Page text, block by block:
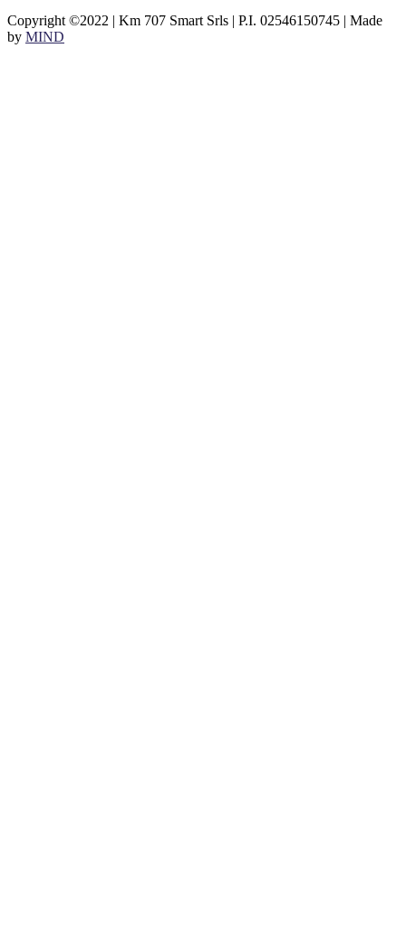
Copyright ©2022 | Km 707 Smart Srls | P.I. 02546150745 | Made
by MIND